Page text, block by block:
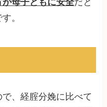
母子ともに安全だと
。
、経腟分娩に比べて